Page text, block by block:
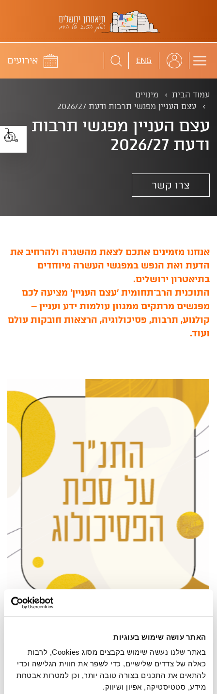
האתר עושה שימוש בעוגיות
באתר שלנו נעשה שימוש בקבצים מסוג Cookies, לרבות
כאלה של צדדים שלישיים, כדי לשפר את חווית הגלישה וכדי
להתאים את התכנים בצורה טובה יותר, וכן למטרות אבטחת
מידע, סטטיסטיקה, אפיון ושיווק.
תיאטרון ירושלים
ENG לוח
אירועים
עמוד הבית
מינויים
עצם העניין מפגשי תרבות ודעת 2026/27
עצם העניין מפגשי תרבות
ודעת 2026/27
צרו קשר
אנחנו מזמינים אתכם לצאת מהשגרה ולהרחיב את
הדעת ואת הנפש במפגשי העשרה מיוחדים
בתיאטרון ירושלים.
התוכנית הרב־תחומית 'עצם העניין' מציעה לכם
מפגשים מרתקים ממגוון עולמות ידע ועניין –
קולנוע, תרבות, פסיכולוגיה, הרצאות חובקות עולם
ועוד.